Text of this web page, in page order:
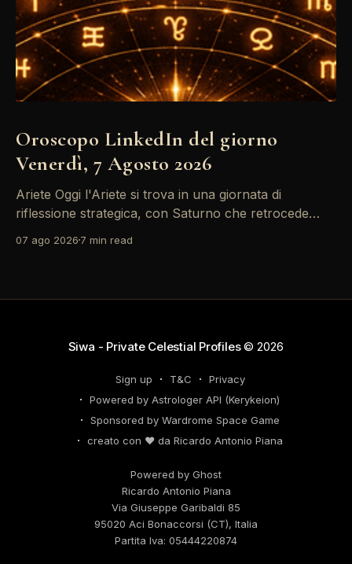
Oroscopo LinkedIn del giorno
Venerdì, 7 Agosto 2026
Ariete Oggi l'Ariete si trova in una giornata di
riflessione strategica, con Saturno che retrocede
riconsiderare il tuo personal brand e l'engagement
07 ago 2026 7 min read
Siwa - Private Celestial Profiles© 2026
Sign up T&C
Privacy
Powered by Astrologer API (Kerykeion)
Sponsored by Wardrome Space Game
creato con ❤️ da Ricardo Antonio Piana
Powered by Ghost
Ricardo Antonio Piana
Via Giuseppe Garibaldi 85
95020 Aci Bonaccorsi (CT), Italia
Partita Iva: 05444220874